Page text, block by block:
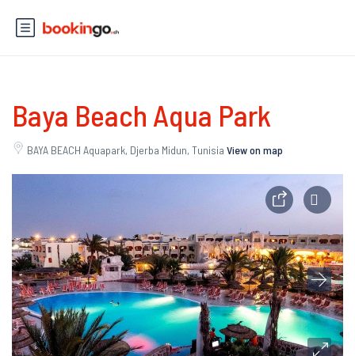
Baya Beach Aqua Park
BAYA BEACH Aquapark, Djerba Midun, Tunisia View on map